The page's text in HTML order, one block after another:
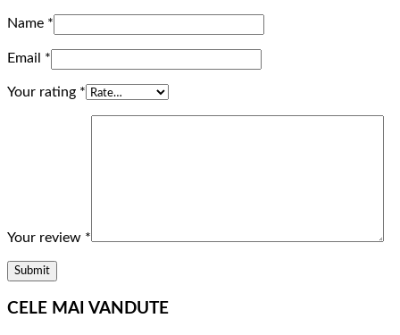
Name *
Email *
Your rating *
Your review *
CELE MAI VANDUTE